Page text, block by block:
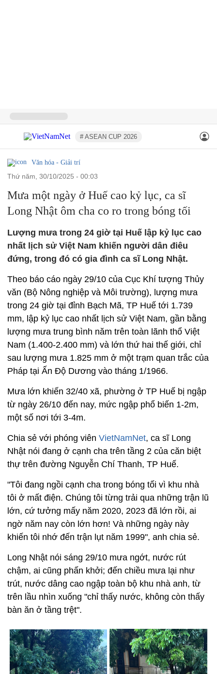
# ASEAN CUP 2026
Văn hóa - Giải trí
thứ năm, 30/10/2025 - 00:03
Mưa một ngày ở Huế cao kỷ lục, ca sĩ
Long Nhật ôm cha co ro trong bóng tối
Lượng mưa trong 24 giờ tại Huế lập kỷ lục cao
nhất lịch sử Việt Nam khiến người dân điêu
đứng, trong đó có gia đình ca sĩ Long Nhật.
Theo báo cáo ngày 29/10 của Cục Khí tượng Thủy
văn (Bộ Nông nghiệp và Môi trường), lượng mưa
trong 24 giờ tại đỉnh Bạch Mã, TP Huế tới 1.739
mm, lập kỷ lục cao nhất lịch sử Việt Nam, gần bằng
lượng mưa trung bình năm trên toàn lãnh thổ Việt
Nam (1.400-2.400 mm) và lớn thứ hai thế giới, chỉ
sau lượng mưa 1.825 mm ở một trạm quan trắc của
Pháp tại Ấn Độ Dương vào tháng 1/1966.
Mưa lớn khiến 32/40 xã, phường ở TP Huế bị ngập
từ ngày 26/10 đến nay, mức ngập phổ biến 1-2m,
một số nơi tới 3-4m.
Chia sẻ với phóng viên VietNamNet, ca sĩ Long
Nhật nói đang ở cạnh cha trên tầng 2 của căn biệt
thự trên đường Nguyễn Chí Thanh, TP Huế.
"Tôi đang ngồi cạnh cha trong bóng tối vì khu nhà
tôi ở mất điện. Chúng tôi từng trải qua những trận lũ
lớn, cứ tưởng mấy năm 2020, 2023 đã lớn rồi, ai
ngờ năm nay còn lớn hơn! Và những ngày này
khiến tôi nhớ đến trận lụt năm 1999", anh chia sẻ.
Long Nhật nói sáng 29/10 mưa ngớt, nước rút
chậm, ai cũng phấn khởi; đến chiều mưa lại như
trút, nước dâng cao ngập toàn bộ khu nhà anh, từ
trên lầu nhìn xuống "chỉ thấy nước, không còn thấy
bàn ăn ở tầng trệt".